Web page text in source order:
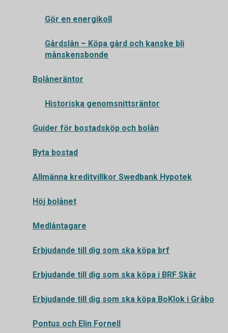
Gör en energikoll
Gårdslån – Köpa gård och kanske bli
månskensbonde
Bolåneräntor
Historiska genomsnittsräntor
Guider för bostadsköp och bolån
Byta bostad
Allmänna kreditvillkor Swedbank Hypotek
Höj bolånet
Medlåntagare
Erbjudande till dig som ska köpa brf
Erbjudande till dig som ska köpa i BRF Skår
Erbjudande till dig som ska köpa BoKlok i Gråbo
Pontus och Elin Fornell